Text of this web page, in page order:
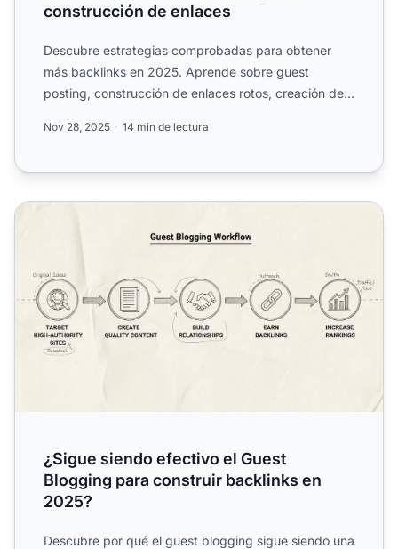
construcción de enlaces
Descubre estrategias comprobadas para obtener
más backlinks en 2025. Aprende sobre guest
posting, construcción de enlaces rotos, creación de
Nov 28, 2025 14 min de lectura
¿Sigue siendo efectivo el Guest Blogging para construir
¿Sigue siendo efectivo el Guest
Blogging para construir backlinks en
2025?
Descubre por qué el guest blogging sigue siendo una